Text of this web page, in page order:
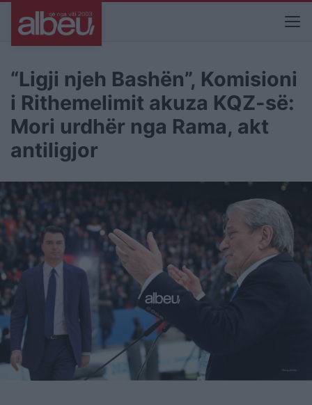
“Ligji njeh Bashën”, Komisioni
i Rithemelimit akuza KQZ-së:
Mori urdhër nga Rama, akt
antiligjor